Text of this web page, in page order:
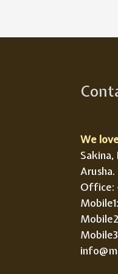
We
Office: